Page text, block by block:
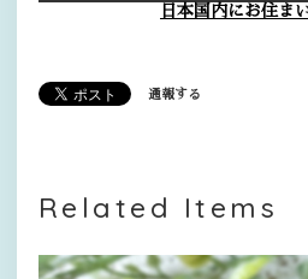
日本国内にお住ま
通報する
Related Items